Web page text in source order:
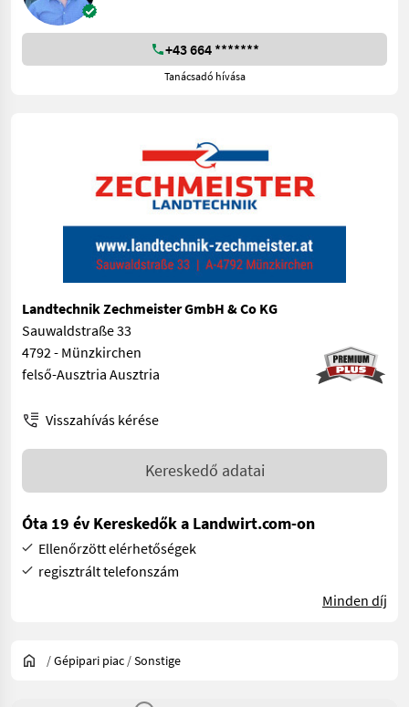
+43 664 *******
Tanácsadó hívása
Landtechnik Zechmeister GmbH & Co KG
Sauwaldstraße 33
4792 - Münzkirchen
felső-Ausztria Ausztria
Visszahívás kérése
Kereskedő adatai
Óta 19 év Kereskedők a Landwirt.com-on
Ellenőrzött elérhetőségek
regisztrált telefonszám
Minden díj
/Gépipari piac /Sonstige